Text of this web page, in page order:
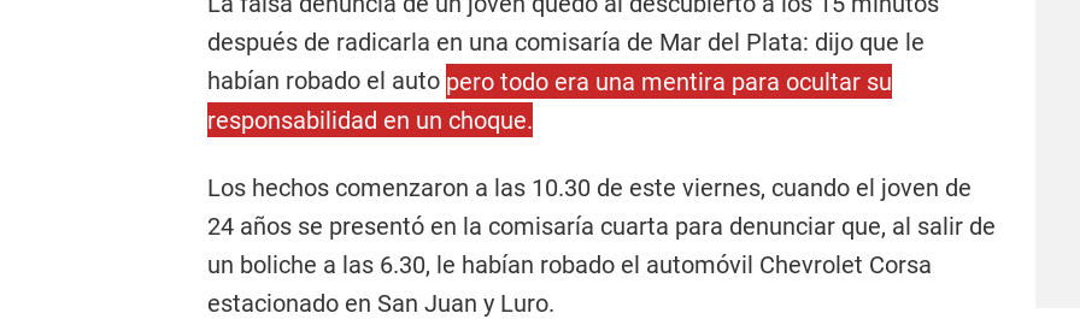
después de radicarla en una comisaría de Mar del Plata: dijo que le
habían robado el auto pero todo era una mentira para ocultar su
responsabilidad en un choque.
Los hechos comenzaron a las 10.30 de este viernes, cuando el joven de
24 años se presentó en la comisaría cuarta para denunciar que, al salir de
un boliche a las 6.30, le habían robado el automóvil Chevrolet Corsa
estacionado en San Juan y Luro.